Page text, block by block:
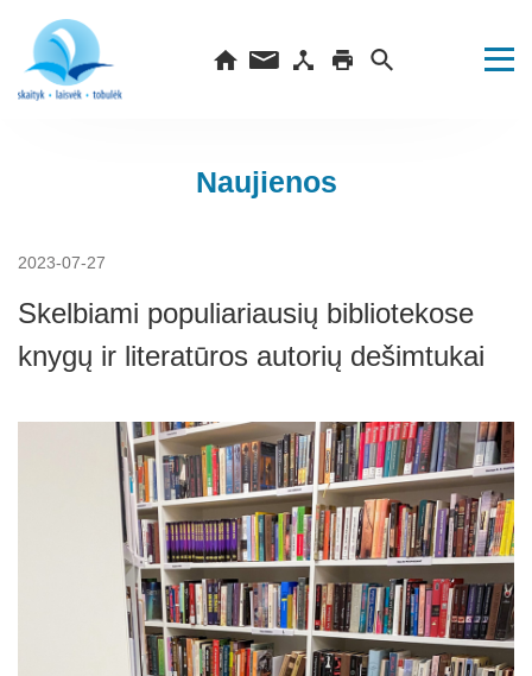
Naujienos
2023-07-27
Skelbiami populiariausių bibliotekose
knygų ir literatūros autorių dešimtukai